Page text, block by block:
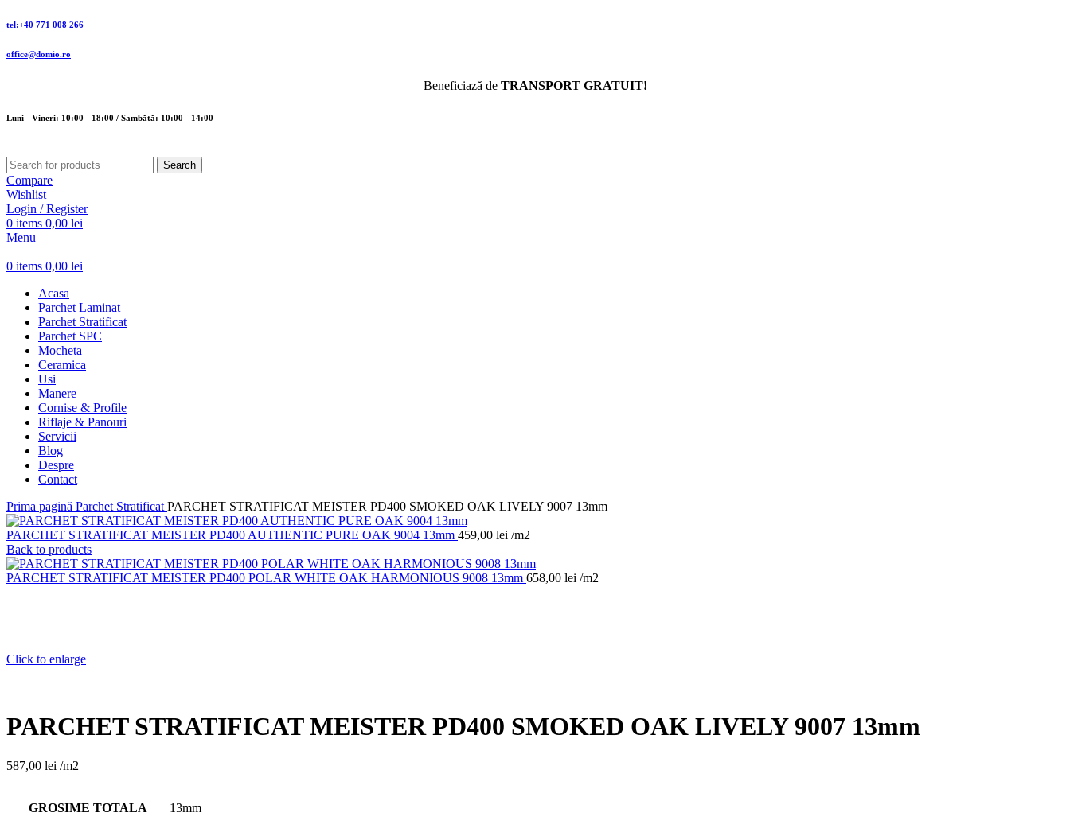
tel:+40 771 008 266
office@domio.ro
Beneficiază de TRANSPORT GRATUIT!
Luni - Vineri: 10:00 - 18:00 / Sambătă: 10:00 - 14:00
Search
Compare
Wishlist
Login / Register
0 items 0,00 lei
Menu
0 items 0,00 lei
Acasa
Parchet Laminat
Parchet Stratificat
Parchet SPC
Mocheta
Ceramica
Usi
Manere
Cornise & Profile
Riflaje & Panouri
Servicii
Blog
Despre
Contact
Prima pagină Parchet Stratificat PARCHET STRATIFICAT MEISTER PD400 SMOKED OAK LIVELY 9007 13mm
PARCHET STRATIFICAT MEISTER PD400 AUTHENTIC PURE OAK 9004 13mm 459,00 lei /m2
Back to products
PARCHET STRATIFICAT MEISTER PD400 POLAR WHITE OAK HARMONIOUS 9008 13mm 658,00 lei /m2
Click to enlarge
PARCHET STRATIFICAT MEISTER PD400 SMOKED OAK LIVELY 9007 13mm
587,00 lei /m2
GROSIME TOTALA 13mm